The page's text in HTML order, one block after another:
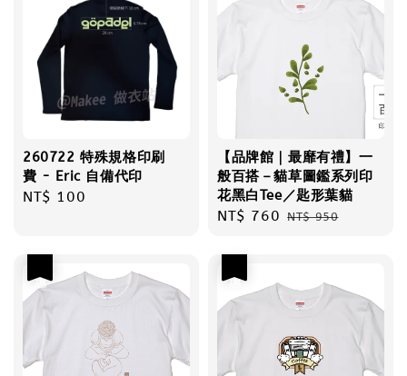
260722 特殊規格印刷
費 - Eric 自備代印
Regular
NT$ 100
【品牌館｜最靡有禮】一
般百搭－貓草圖鑑系列印
花黑白Tee／匙形葉貓
Sale
NT$ 760 Regular
NT$ 950